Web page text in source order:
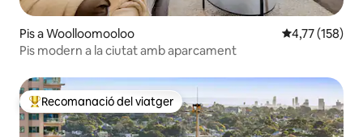
Pis a Woolloomooloo 4,77 de
4,77 (158)
Pis modern a la ciutat amb aparcament
Principals recomanacions dels viatgers
Recomanació del viatger